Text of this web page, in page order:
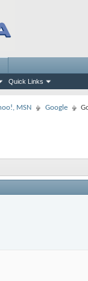
Quick Links
MSN Google